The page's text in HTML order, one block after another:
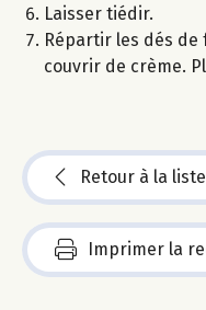
Laisser tiédir.
Répartir les dés
couvrir de crème.
Retour à la liste
Imprimer la